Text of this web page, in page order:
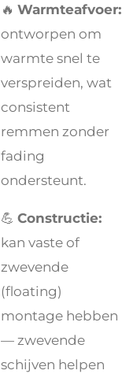
🔥 Warmteafvoer:
ontworpen om
warmte snel te
verspreiden, wat
consistent
remmen zonder
fading
ondersteunt.
💪 Constructie:
kan vaste of
zwevende
(floating)
montage hebben
— zwevende
schijven helpen